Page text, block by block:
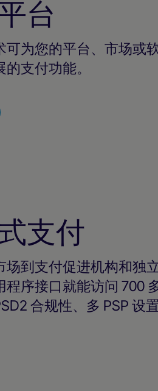
台
可为您的平台、市场或
支付功能。
支付
场到支付促进机构和独
程序接口就能访问 700
合规性、多 PSP 设